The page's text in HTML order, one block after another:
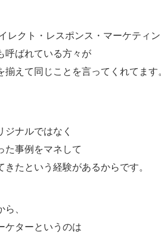
レクト・レスポンス・マーケティ
呼ばれている方々が
揃えて同じことを言ってくれてます
ジナルではなく
た事例をマネして
きたという経験があるからです。
、
ケターというのは